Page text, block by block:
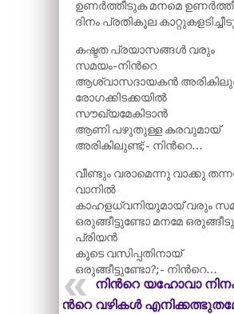
ഉണർത്തീടുക മനമെ
ദിനം പ്രതികൂല
കഷ്ടത പ്രയാസങ്ങൾ വരും
സമയം-നിന്‍റെ
ആശ്വാസദായകൻ
രോഗക്കിടക്കയിൽ
സൗഖ്യമേകിടാൻ
ആണി പഴുതുള്ള കരവുമായ്
അരികിലുണ്ട്;- നിന്‍റെ…
വീണ്ടും വരാമെന്നു വാക്കു
വാനിൽ
കാഹളധ്വനിയുമായ് വരും
ഒരുങ്ങീട്ടുണ്ടോ മനമേ
പ്രിയൻ
കൂടെ വസിപ്പതിനായ്
ഒരുങ്ങീട്ടുണ്ടോ?;- നിന്‍റെ…
നിന്‍റെ യഹോവാ
നിന്‍റെ വഴികൾ